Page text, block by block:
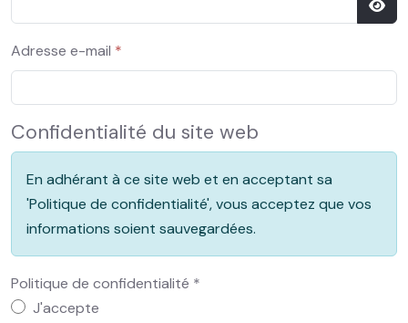
Adresse e-mail *
Confidentialité du site web
En adhérant à ce site web et en acceptant sa
'Politique de confidentialité', vous acceptez que vos
informations soient sauvegardées.
Politique de confidentialité *
Politique de confidentialité
J'accepte